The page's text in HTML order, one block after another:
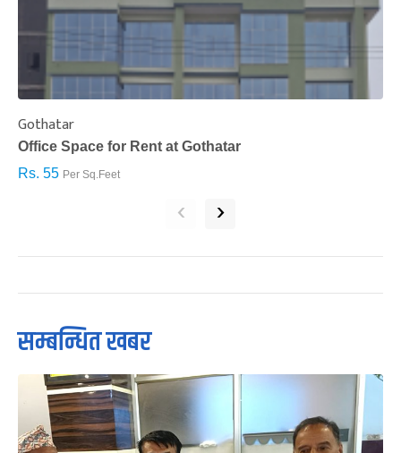
Gothatar
Office Space for Rent at Gothatar
Rs. 55 Per Sq.Feet
‹ ›
सम्बन्धित खबर